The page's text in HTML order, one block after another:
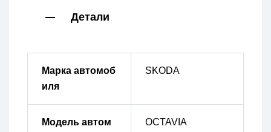
Детали
Марка автомоб
иля
SKODA
Модель автом
OCTAVIA